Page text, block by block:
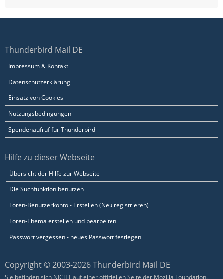
Thunderbird Mail DE
Impressum & Kontakt
Datenschutzerklärung
Einsatz von Cookies
Nutzungsbedingungen
Spendenaufruf für Thunderbird
Hilfe zu dieser Webseite
Übersicht der Hilfe zur Webseite
Die Suchfunktion benutzen
Foren-Benutzerkonto - Erstellen (Neu registrieren)
Foren-Thema erstellen und bearbeiten
Passwort vergessen - neues Passwort festlegen
Copyright © 2003-2026 Thunderbird Mail DE
Sie befinden sich NICHT auf einer offiziellen Seite der Mozilla Foundation.